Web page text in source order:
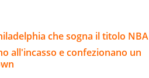
che sogna il titolo NBA
all'incasso e confezionano un